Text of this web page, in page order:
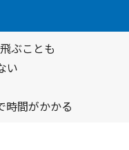
ぶことも
い
時間がかかる